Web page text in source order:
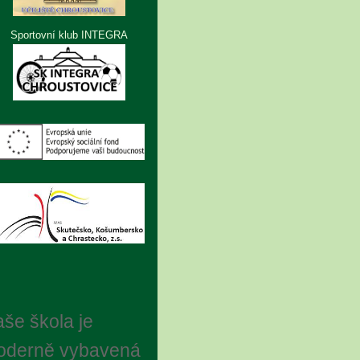
Sportovní klub INTEGRA
škola je
vybavená